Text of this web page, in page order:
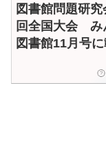
図書館問題研
回全国大会 み
図書館11月号